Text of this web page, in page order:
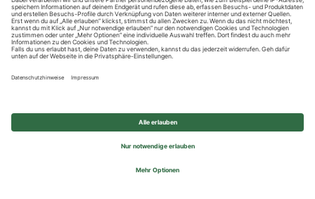
Impressum
Privatsphäre-Einstellungen
© 2026 REWE Group - All rights reserved